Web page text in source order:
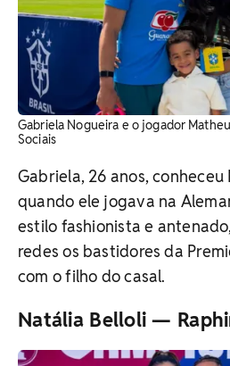
Gabriela Nogueira e o jogador
Sociais
Gabriela, 26 anos, conheceu
quando ele jogava na
estilo fashionista e
redes os bastidores da
com o filho do casal.
Natália Belloli —